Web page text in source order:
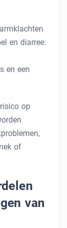
en diarree.
en een
op
of
van